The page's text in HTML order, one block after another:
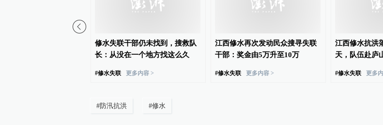
修水失联干部仍未找到，搜救队
长：从没在一个地方找这么久
#修水失联 更多内容 >
江西修水再次发动民众搜寻失联
干部：奖金由5万升至10万
#修水失联 更多内容 >
江西修水抗洪
天，队伍赴庐
#修水失联 更多
#防汛抗洪 #修水